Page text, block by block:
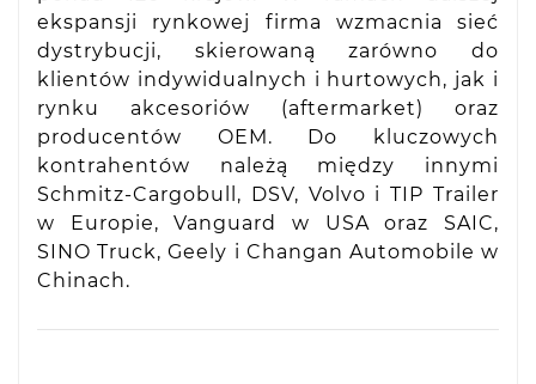
ekspansji rynkowej firma wzmacnia sieć
dystrybucji, skierowaną zarówno do
klientów indywidualnych i hurtowych, jak i
rynku akcesoriów (aftermarket) oraz
producentów OEM. Do kluczowych
kontrahentów należą między innymi
Schmitz-Cargobull, DSV, Volvo i TIP Trailer
w Europie, Vanguard w USA oraz SAIC,
SINO Truck, Geely i Changan Automobile w
Chinach.